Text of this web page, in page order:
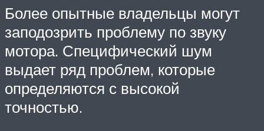
Более опытные владельцы могут
заподозрить проблему по звуку
мотора. Специфический шум
выдает ряд проблем, которые
определяются с высокой
точностью.